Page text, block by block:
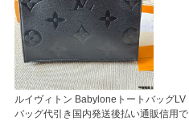
ルイヴィトン BabyloneトートバッグLV
バッグ代引き国内発送後払い通販信用で